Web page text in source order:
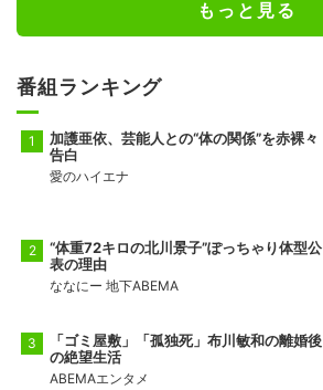
もっと見る
番組ランキング
加護亜依、芸能人との“体の関係”を赤裸々
告白
愛のハイエナ
“体重72キロの北川景子”ぽっちゃり体型公
表の理由
ななにー 地下ABEMA
「ゴミ屋敷」「孤独死」布川敏和の離婚後
の絶望生活
ABEMAエンタメ